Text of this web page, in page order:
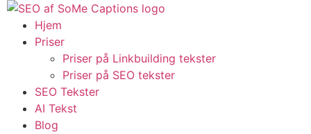
Videre
indhold
Hjem
Priser
Priser på Linkbuilding tekster
Priser på SEO tekster
SEO Tekster
AI Tekst
Blog